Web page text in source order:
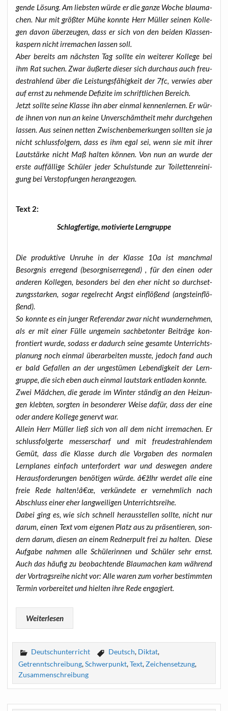
gen­de Lösung. Am liebs­ten wür­de er die gan­ze Woche blau­ma­
chen. Nur mit größ­ter Mühe konn­te Herr Mül­ler sei­nen Kol­le­
gen davon über­zeu­gen, dass er sich von den bei­den Klas­sen­
kas­pern nicht irre­ma­chen las­sen soll.
Aber bereits am nächs­ten Tag soll­te ein wei­te­rer Kol­le­ge bei
ihm Rat suchen. Zwar äußer­te die­ser sich durch­aus auch freu­
de­strah­lend über die Leis­tungs­fä­hig­keit der 7fc, ver­wies aber
auf ernst zu neh­men­de Defi­zi­te im schrift­li­chen Bereich.
Jetzt soll­te sei­ne Klas­se ihn aber ein­mal ken­nen­ler­nen. Er wür­
de ihnen von nun an kei­ne Unver­schämt­heit mehr durch­ge­hen
las­sen. Aus sei­nen net­ten Zwi­schen­be­mer­kun­gen soll­ten sie ja
nicht schluss­fol­gern, dass es ihm egal sei, wenn sie mit ihrer
Laut­stär­ke nicht Maß hal­ten kön­nen. Von nun an wur­de der
ers­te auf­fäl­li­ge Schü­ler jeder Schul­stun­de zur Toi­let­ten­rei­ni­
gung bei Ver­stop­fun­gen herangezogen.
Text 2:
Schlag­fer­ti­ge, moti­vier­te Lerngruppe
Die pro­duk­ti­ve Unru­he in der Klas­se 10a ist manch­mal
Besorg­nis erre­gend (besorg­nis­er­re­gend) , für den einen oder
ande­ren Kol­le­gen, beson­ders bei den eher nicht so durch­set­
zungs­star­ken, sogar regel­recht Angst ein­flö­ßend (angst­ein­flö­
ßend).
So konn­te es ein jun­ger Refe­ren­dar zwar nicht wun­der­neh­men,
als er mit einer Fül­le unge­mein sach­be­ton­ter Bei­trä­ge kon­
fron­tiert wur­de, sodass er dadurch sei­ne gesam­te Unter­richts­
pla­nung noch ein­mal über­ar­bei­ten muss­te, jedoch fand auch
er bald Gefal­len an der unge­stü­men Leben­dig­keit der Lern­
grup­pe, die sich eben auch ein­mal laut­stark ent­la­den konnte.
Zwei Mäd­chen, die gera­de im Win­ter stän­dig an den Hei­zun­
gen kleb­ten, sorg­ten in beson­de­rer Wei­se dafür, dass der eine
oder ande­re Kol­le­ge genervt war.
Allein Herr Mül­ler ließ sich von all dem nicht irre­ma­chen. Er
schluss­fol­ger­te mes­ser­scharf und mit freu­de­strah­len­dem
Gemüt, dass die Klas­se durch die Vor­ga­ben des nor­ma­len
Lern­pla­nes ein­fach unter­for­dert war und des­we­gen ande­re
Her­aus­for­de­run­gen benö­ti­gen wür­de. â€žIhr wer­det alle eine
freie Rede halten!â€œ, ver­kün­de­te er ver­nehm­lich nach
Abschluss einer eher lang­wei­li­gen Unterrichtsreihe.
Dabei ging es, wie sich schnell her­aus­stel­len soll­te, nicht nur
dar­um, einen Text vom eige­nen Platz aus zu prä­sen­tie­ren, son­
dern dar­um, die­sen an einem Red­ner­pult frei zu hal­ten. Die­se
Auf­ga­be nah­men alle Schü­le­rin­nen und Schü­ler sehr ernst.
Auch das häu­fig zu beob­ach­ten­de Blau­ma­chen kam wäh­rend
der Vor­trags­rei­he nicht vor: Alle waren zum vor­her bestimm­ten
Ter­min vor­be­rei­tet und hiel­ten ihre Rede engagiert.
Wei­ter­le­sen
Deutschunterricht Deutsch, Diktat,
Getrenntschreibung,Schwerpunkt,Text,Zeichensetzung,
Zusammenschreibung